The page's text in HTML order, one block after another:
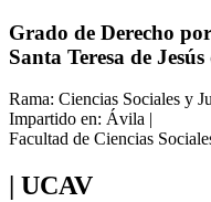
Grado de Derecho
Santa Teresa de
Rama: Ciencias Sociales y
Impartido en: Ávila |
Facultad de Ciencias
| UCAV